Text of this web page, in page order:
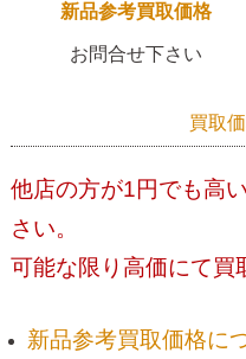
新品参考買取価格
お問合せ下さい
買取
他店の方が1円でも高
さい。
可能な限り高価にて買
新品参考買取価格に